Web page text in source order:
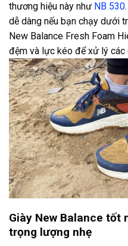
thương hiệu này như NB 530
dễ dàng nếu bạn chạy dưới
New Balance Fresh Foam
đệm và lực kéo để xử lý các
Giày New Balance tốt
trọng lượng nhẹ